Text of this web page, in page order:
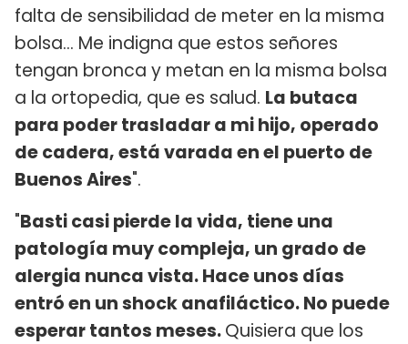
falta de sensibilidad de meter en la misma
bolsa... Me indigna que estos señores
tengan bronca y metan en la misma bolsa
a la ortopedia, que es salud. La butaca
para poder trasladar a mi hijo, operado
de cadera, está varada en el puerto de
Buenos Aires".
"Basti casi pierde la vida, tiene una
patología muy compleja, un grado de
alergia nunca vista. Hace unos días
entró en un shock anafiláctico. No puede
esperar tantos meses.Quisiera que los